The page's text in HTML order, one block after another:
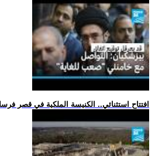
.. افتتاح استثنائي.. الكنيسة الملكية في قصر